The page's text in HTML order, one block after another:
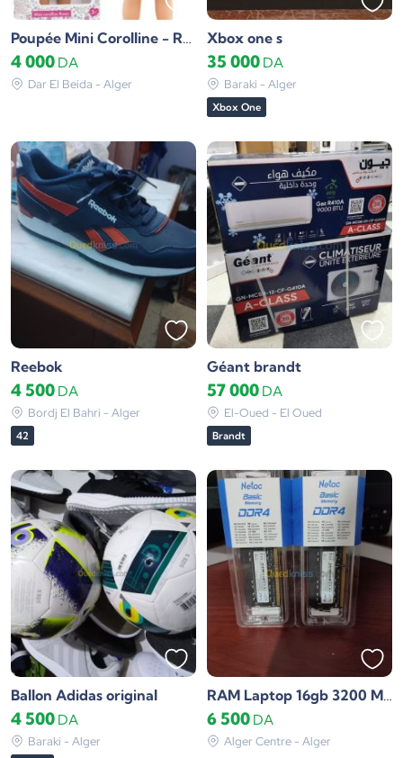
Poupée Mini Corolline - Romy Corolle
4 000 DA
Dar El Beida - Alger
Xbox one s
35 000 DA
Baraki - Alger
Xbox One
Reebok
4 500 DA
Bordj El Bahri - Alger
42
Géant brandt
57 000 DA
El-Oued - El Oued
Brandt
Ballon Adidas original
4 500 DA
Baraki - Alger
RAM Laptop 16gb 3200 Mhz
6 500 DA
Alger Centre - Alger